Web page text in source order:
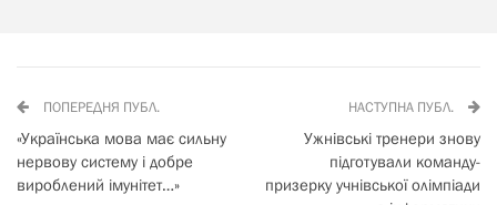
ПОПЕРЕДНЯ ПУБЛ.
«Українська мова має сильну
нервову систему і добре
вироблений імунітет…»
НАСТУПНА ПУБЛ.
Ужнівські тренери знову
підготували команду-
призерку учнівської олімпіади